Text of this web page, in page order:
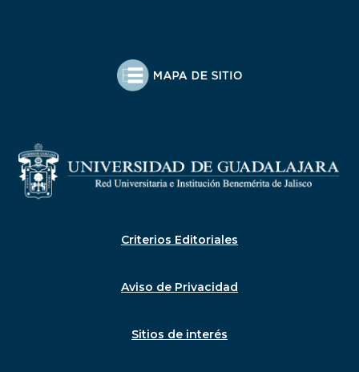
Criterios Editoriales
Aviso de Privacidad
Sitios de interés